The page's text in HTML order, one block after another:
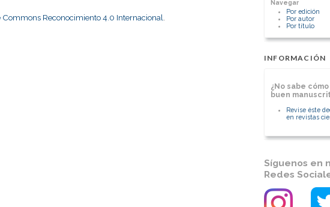
[Ver otros
Chile
Cirujano
Clinico Universiad
Navegar
Por edición
Por autor
Por título
INFORMACIÓN
¿No sabe
buen
Revise éste
en revistas
Síguenos en
Redes
Commons Reconocimiento 4.0 Internacional